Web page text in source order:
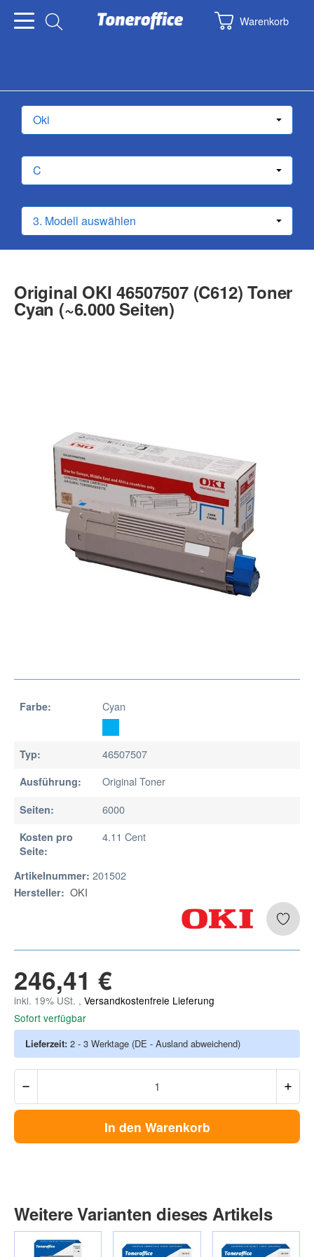
Warenkorb
Original OKI 46507507 (C612) Toner
Cyan (~6.000 Seiten)
Farbe: Cyan
Typ: 46507507
Ausführung: Original Toner
Seiten: 6000
Kosten pro
Seite:
4.11 Cent
Artikelnummer: 201502
Hersteller: OKI
246,41 €
inkl. 19% USt. , Versandkostenfreie Lieferung
Sofort verfügbar
Lieferzeit: 2 - 3 Werktage (DE - Ausland abweichend)
In den Warenkorb
Weitere Varianten dieses Artikels